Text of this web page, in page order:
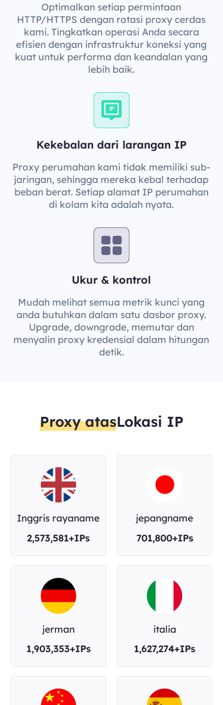
Optimalkan setiap permintaan
HTTP/HTTPS dengan rotasi proxy cerdas
kami. Tingkatkan operasi Anda secara
efisien dengan infrastruktur koneksi yang
kuat untuk performa dan keandalan yang
lebih baik.
Kekebalan dari larangan IP
Proxy perumahan kami tidak memiliki sub-
jaringan, sehingga mereka kebal terhadap
beban berat. Setiap alamat IP perumahan
di kolam kita adalah nyata.
Ukur & kontrol
Mudah melihat semua metrik kunci yang
anda butuhkan dalam satu dasbor proxy.
Upgrade, downgrade, memutar dan
menyalin proxy kredensial dalam hitungan
detik.
Proxy atasLokasi IP
Inggris rayaname
2,573,581+IPs
jepangname
701,800+IPs
jerman
1,903,353+IPs
italia
1,627,274+IPs